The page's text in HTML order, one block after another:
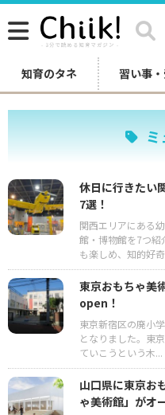
知育のタネ 習い事
ミ
休日に行きたい
7選！
関西エリアにある
館・博物館を7つ紹
も楽しめ、知的好
東京おもちゃ美
open！
東京新宿区の廃小
となりました。東
ていこうという木...
山口県に東京お
ゃ美術館」がオ